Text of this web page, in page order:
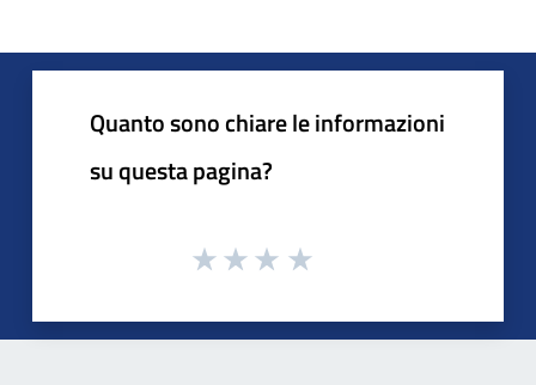
Quanto sono chiare le informazioni
su questa pagina?